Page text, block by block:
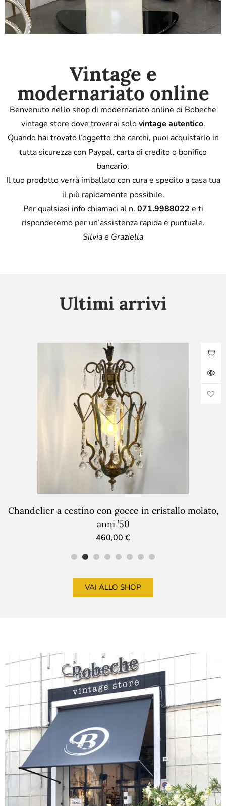
Vintage e
modernariato online
Benvenuto nello shop di modernariato online di Bobeche
vintage store dove troverai solovintage autentico.
Quando hai trovato l’oggetto che cerchi, puoi acquistarlo in
tutta sicurezza con Paypal, carta di credito o bonifico
bancario.
Il tuo prodotto verrà imballato con cura e spedito a casa tua
il più rapidamente possibile.
Per qualsiasi info chiamaci al n. 071.9988022 e ti
risponderemo per un’assistenza rapida e puntuale.
Silvia e Graziella
Ultimi arrivi
Chandelier a cestino con gocce in cristallo molato,
anni ’50
460,00 €
VAI ALLO SHOP